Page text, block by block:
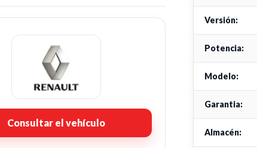
Consultar el vehículo
Versión:
Potencia:
Modelo:
Garantia:
Almacén: